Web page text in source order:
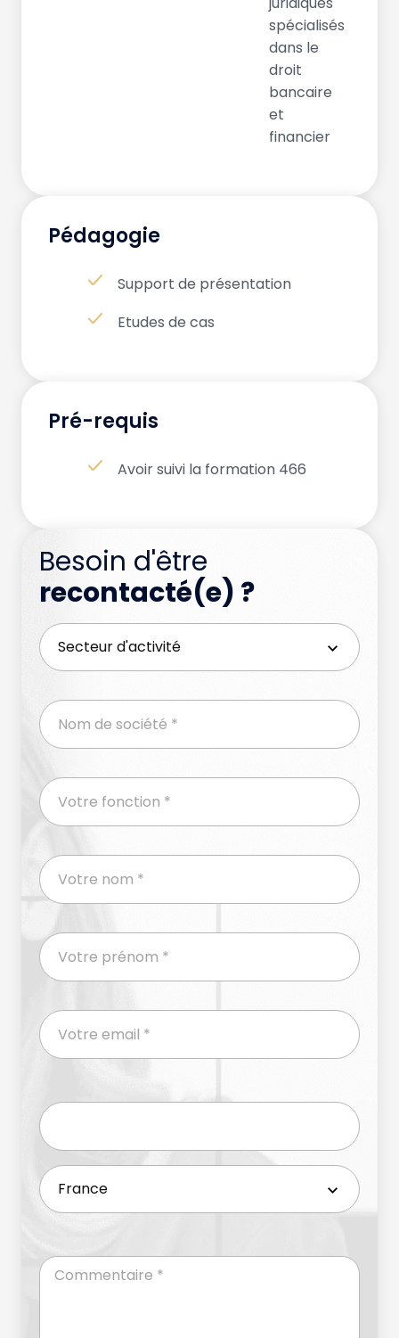
spécialisés
dans le
droit
bancaire
et
financier
Pédagogie
Support de présentation
Etudes de cas
Pré-requis
Avoir suivi la formation 466
Besoin d'être
recontacté(e) ?